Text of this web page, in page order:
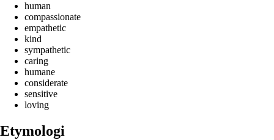
human
compassionate
empathetic
kind
sympathetic
caring
humane
considerate
sensitive
loving
Etymologi